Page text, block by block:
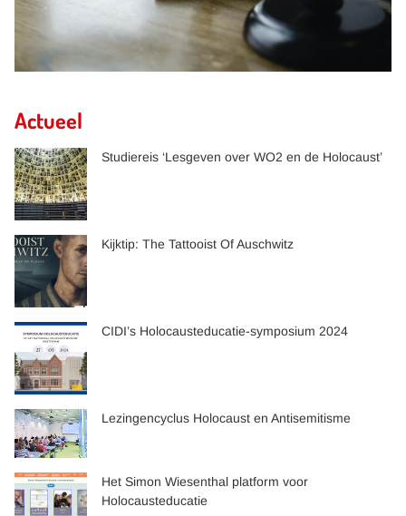
Actueel
Studiereis ‘Lesgeven over WO2 en de Holocaust’
Kijktip: The Tattooist Of Auschwitz
CIDI’s Holocausteducatie-symposium 2024
Lezingencyclus Holocaust en Antisemitisme
Het Simon Wiesenthal platform voor
Holocausteducatie